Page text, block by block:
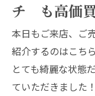
チ も高価買
本日もご来店、ご
紹介するのはこち
とても綺麗な状態
ていただきました